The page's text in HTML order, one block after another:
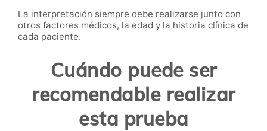
La interpretación siempre debe realizarse junto con
otros factores médicos, la edad y la historia clínica de
cada paciente.
Cuándo puede ser
recomendable realizar
esta prueba